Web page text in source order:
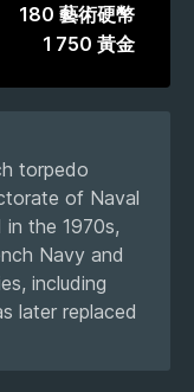
180 藝術硬幣
1 750 黃金
torpedo
of Naval
in the 1970s,
Navy and
including
later replaced